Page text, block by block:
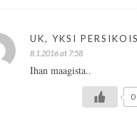
UK, YKSI
8.1.2016 at 7:58
Ihan maagista..
0